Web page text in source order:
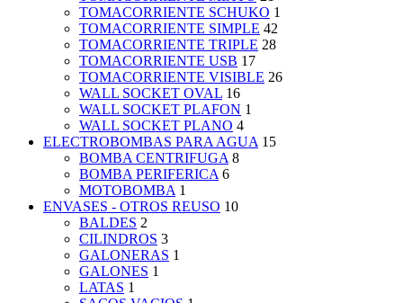
TOMACORRIENTE SCHUKO 1
TOMACORRIENTE SIMPLE 42
TOMACORRIENTE TRIPLE 28
TOMACORRIENTE USB 17
TOMACORRIENTE VISIBLE 26
WALL SOCKET OVAL 16
WALL SOCKET PLAFON 1
WALL SOCKET PLANO 4
ELECTROBOMBAS PARA AGUA 15
BOMBA CENTRIFUGA 8
BOMBA PERIFERICA 6
MOTOBOMBA 1
ENVASES - OTROS REUSO 10
BALDES 2
CILINDROS 3
GALONERAS 1
GALONES 1
LATAS 1